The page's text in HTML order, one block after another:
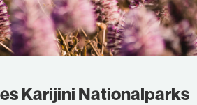
Karijini Nationalparks